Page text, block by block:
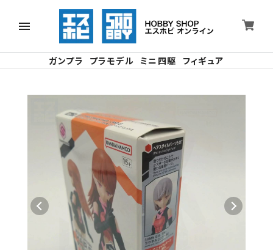
ガンプラ プラモデル ミニ四駆 フィギュア